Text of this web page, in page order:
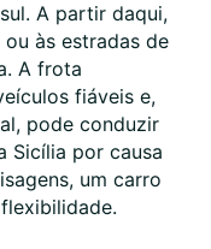
A partir daqui,
às estradas de
A frota
fiáveis e,
pode conduzir
Sicília por causa
um carro